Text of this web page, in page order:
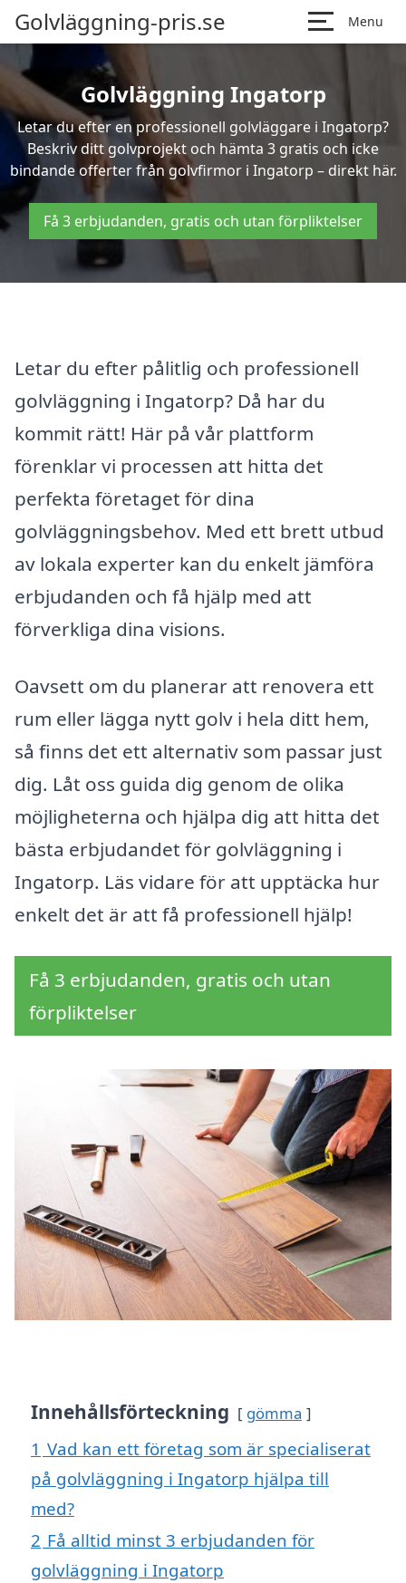
Golvläggning-pris.se Menu
Golvläggning Ingatorp
Letar du efter en professionell golvläggare i Ingatorp?
Beskriv ditt golvprojekt och hämta 3 gratis och icke
bindande offerter från golvfirmor i Ingatorp – direkt här.
Få 3 erbjudanden, gratis och utan förpliktelser
Letar du efter pålitlig och professionell
golvläggning i Ingatorp? Då har du
kommit rätt! Här på vår plattform
förenklar vi processen att hitta det
perfekta företaget för dina
golvläggningsbehov. Med ett brett utbud
av lokala experter kan du enkelt jämföra
erbjudanden och få hjälp med att
förverkliga dina visions.
Oavsett om du planerar att renovera ett
rum eller lägga nytt golv i hela ditt hem,
så finns det ett alternativ som passar just
dig. Låt oss guida dig genom de olika
möjligheterna och hjälpa dig att hitta det
bästa erbjudandet för golvläggning i
Ingatorp. Läs vidare för att upptäcka hur
enkelt det är att få professionell hjälp!
Få 3 erbjudanden, gratis och utan
förpliktelser
Innehållsförteckning gömma
1 Vad kan ett företag som är specialiserat
på golvläggning i Ingatorp hjälpa till
med?
2 Få alltid minst 3 erbjudanden för
golvläggning i Ingatorp